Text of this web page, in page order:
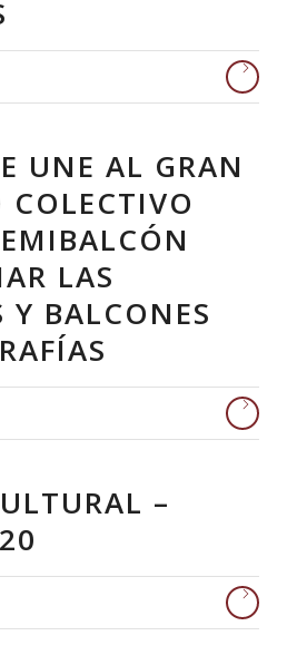
UNE AL GRAN
COLECTIVO
LAS
BALCONES
–